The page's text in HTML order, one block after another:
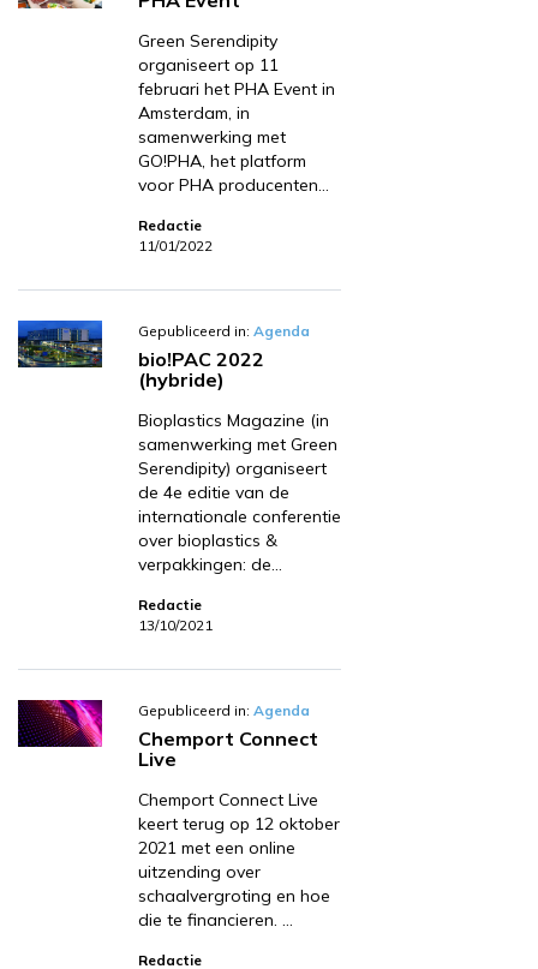
Green Serendipity
organiseert op 11
februari het PHA Event in
Amsterdam, in
samenwerking met
GO!PHA, het platform
voor PHA producenten…
Redactie
11/01/2022
Gepubliceerd in: Agenda
bio!PAC 2022
(hybride)
Bioplastics Magazine (in
samenwerking met Green
Serendipity) organiseert
de 4e editie van de
internationale conferentie
over bioplastics &
verpakkingen: de…
Redactie
13/10/2021
Gepubliceerd in: Agenda
Chemport Connect
Live
Chemport Connect Live
keert terug op 12 oktober
2021 met een online
uitzending over
schaalvergroting en hoe
die te financieren. …
Redactie